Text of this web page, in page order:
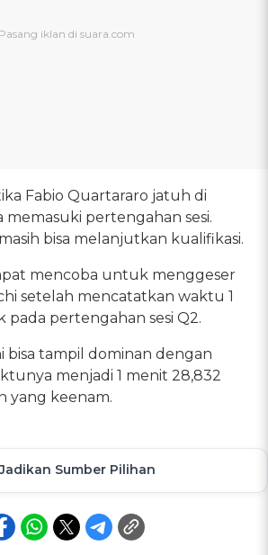
Fabio Quartararo jatuh di
memasuki pertengahan sesi.
bisa melanjutkan kualifikasi.
mencoba untuk menggeser
setelah mencatatkan waktu 1
pada pertengahan sesi Q2.
bisa tampil dominan dengan
menjadi 1 menit 28,832
yang keenam.
Jadikan Sumber Pilihan